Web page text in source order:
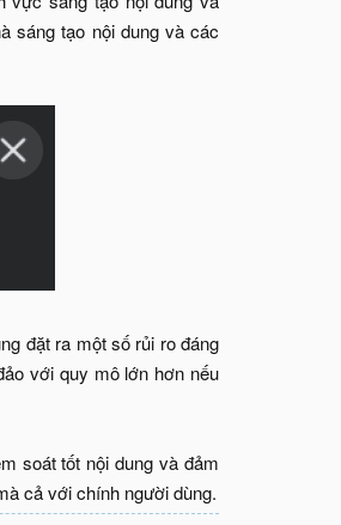
sáng tạo nội dung và các
đặt ra một số rủi ro đáng
với quy mô lớn hơn nếu
soát tốt nội dung và đảm
cả với chính người dùng.​